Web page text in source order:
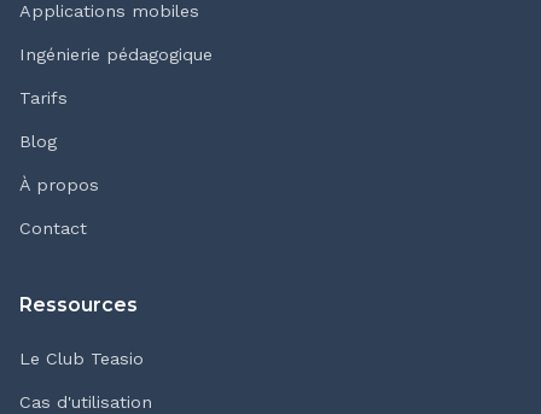
Applications mobiles
Ingénierie pédagogique
Tarifs
Blog
À propos
Contact
Ressources
Le Club Teasio
Cas d'utilisation